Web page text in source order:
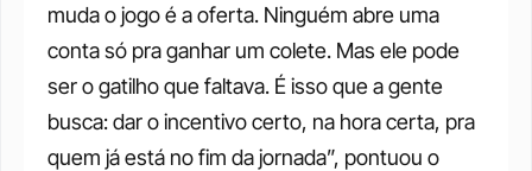
muda o jogo é a oferta. Ninguém abre uma
conta só pra ganhar um colete. Mas ele pode
ser o gatilho que faltava. É isso que a gente
busca: dar o incentivo certo, na hora certa, pra
quem já está no fim da jornada”, pontuou o